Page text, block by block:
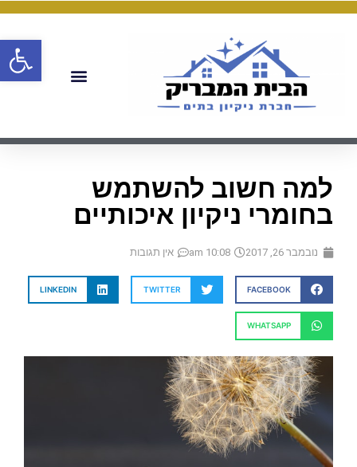
למה חשוב להשתמש
בחומרי ניקיון איכותיים
נובמבר 26, 2017 10:08 am אין תגובות
FACEBOOK
TWITTER
LINKEDIN
WHATSAPP